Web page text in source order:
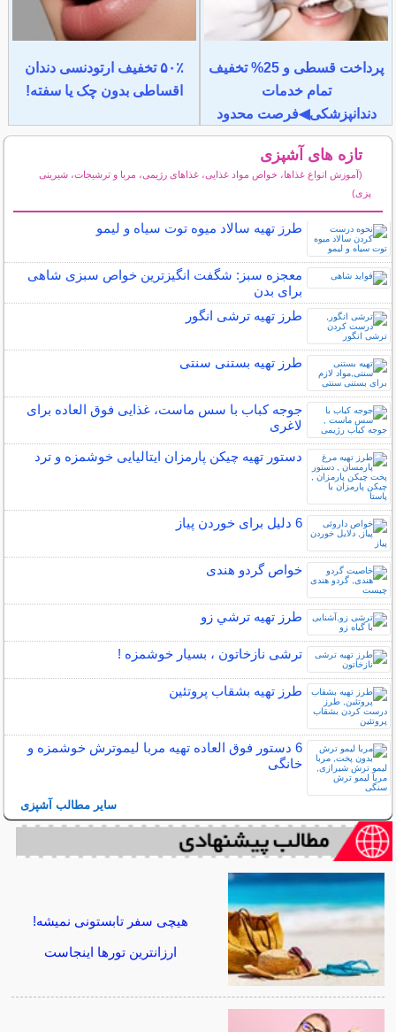
پرداخت قسطی و 25% تخفیف
تمام خدمات
دندانپزشکی◀فرصت محدود
۵۰٪ تخفیف ارتودنسی دندان
اقساطی بدون چک یا سفته!
تازه های آشپزی
(آموزش انواع غذاها، خواص مواد غذایی، غذاهای رژیمی، مربا و ترشیجات، شیرینی
پزی)
طرز تهیه سالاد میوه توت سیاه و لیمو
معجزه سبز: شگفت انگیزترین خواص سبزی شاهی
برای بدن
طرز تهیه ترشی انگور
طرز تهیه بستنی سنتی
جوجه کباب با سس ماست، غذایی فوق العاده برای
لاغری
دستور تهیه چیکن پارمزان ایتالیایی خوشمزه و ترد
6 دلیل برای خوردن پیاز
خواص گردو هندی
طرز تهیه ترشي زو
ترشی نازخاتون ، بسیار خوشمزه !
طرز تهیه بشقاب پروتئین
6 دستور فوق العاده تهیه مربا لیموترش خوشمزه و
خانگی
سایر مطالب آشپزی
هیچی سفر تابستونی نمیشه!
ارزانترین تورها اینجاست